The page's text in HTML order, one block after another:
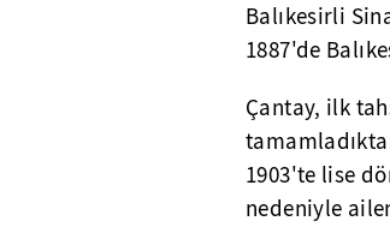
Balıkesirli
1887'de
Çantay, ilk
1903'te lise
nedeniyle